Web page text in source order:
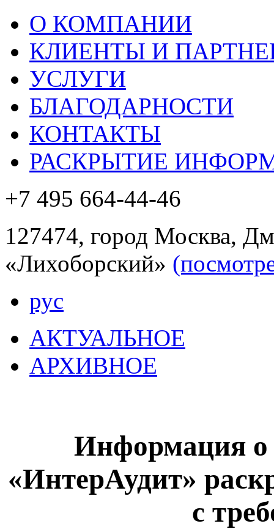
О КОМПАНИИ
КЛИЕНТЫ И
УСЛУГИ
БЛАГОДАРНОСТИ
КОНТАКТЫ
РАСКРЫТИЕ
+7 495 664-44-46
127474, город Москва,
«Лихоборский»
рус
АКТУАЛЬНОЕ
АРХИВНОЕ
Информация о
«ИнтерАудит»
с